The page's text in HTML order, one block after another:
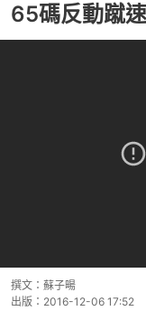
65碼反動蹴
撰文： 蘇子暘
出版： 2016-12-06 17:52